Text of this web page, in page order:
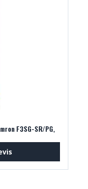
F3SG-SR/PG,